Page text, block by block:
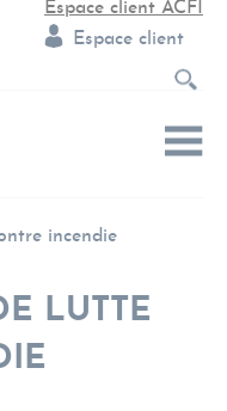
Espace client ACFI
Espace client
incendie
LUTTE